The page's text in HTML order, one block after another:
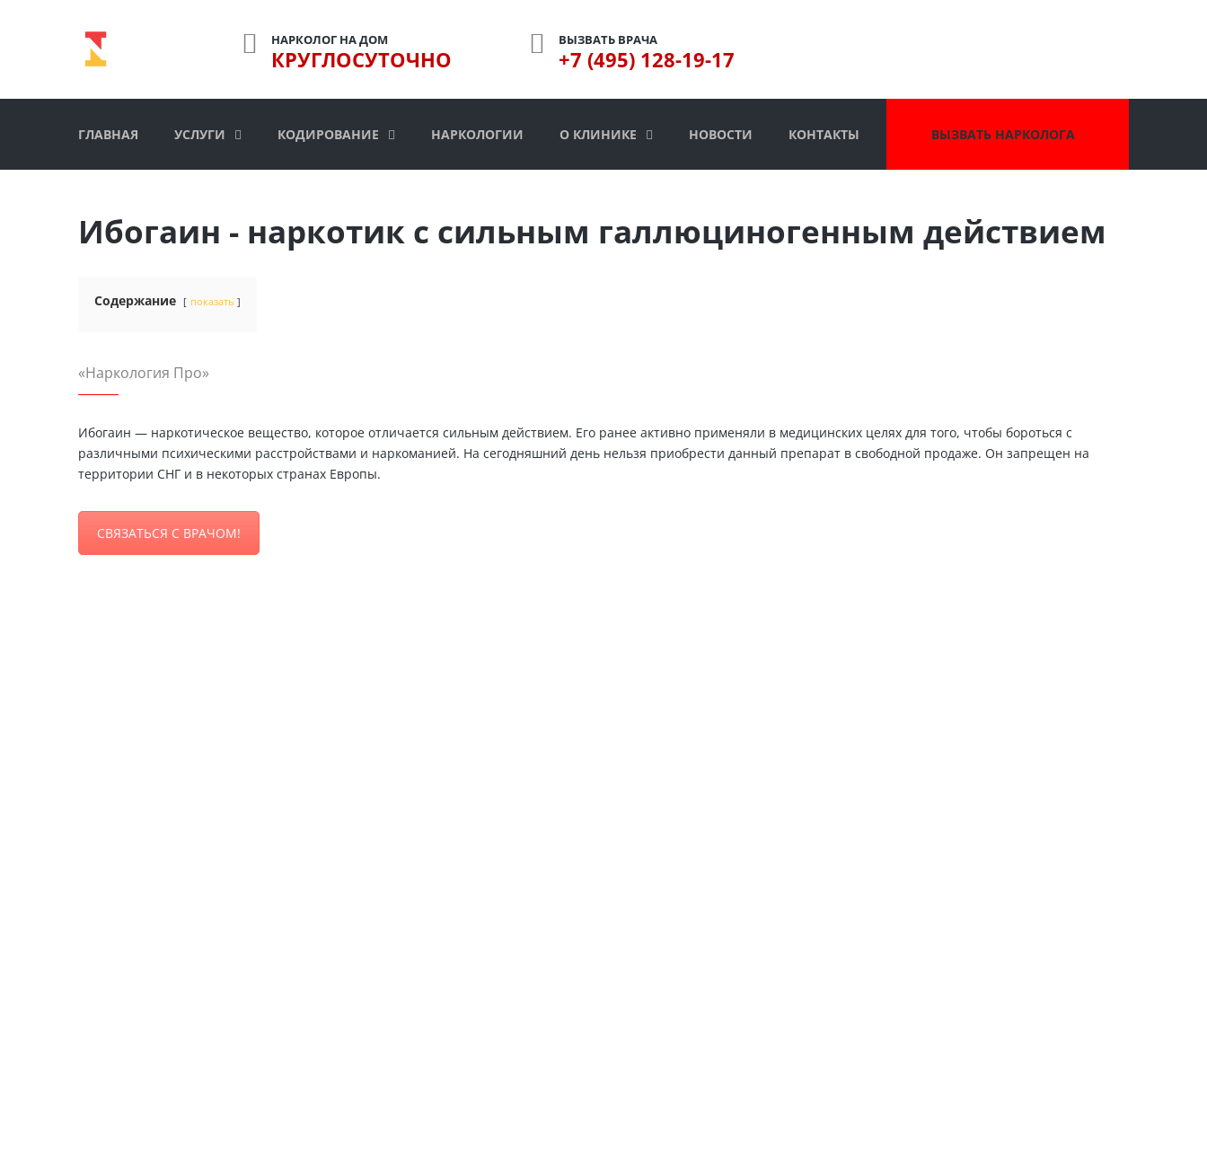
НАРКОЛОГ НА ДОМ
КРУГЛОСУТОЧНО
ВЫЗВАТЬ ВРАЧА
+7 (495) 128-19-17
ГЛАВНАЯ УСЛУГИ КОДИРОВАНИЕ НАРКОЛОГИИ О КЛИНИКЕ НОВОСТИ КОНТАКТЫ ВЫЗВАТЬ НАРКОЛОГА
Ибогаин - наркотик с сильным галлюциногенным действием
Содержание показать
«Наркология Про»
Ибогаин — наркотическое вещество, которое отличается сильным действием. Его ранее активно применяли в медицинских целях для того, чтобы бороться с
различными психическими расстройствами и наркоманией. На сегодняшний день нельзя приобрести данный препарат в свободной продаже. Он запрещен на
территории СНГ и в некоторых странах Европы.
СВЯЗАТЬСЯ С ВРАЧОМ!